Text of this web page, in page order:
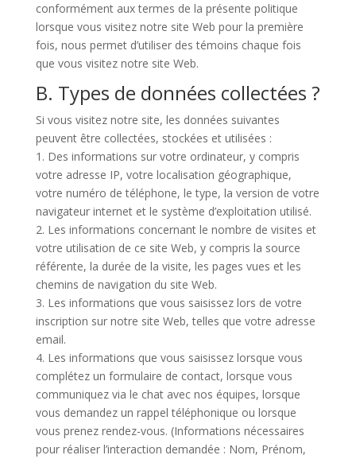
conformément aux termes de la présente politique
lorsque vous visitez notre site Web pour la première
fois, nous permet d’utiliser des témoins chaque fois
que vous visitez notre site Web.
B. Types de données collectées ?
Si vous visitez notre site, les données suivantes
peuvent être collectées, stockées et utilisées :
1. Des informations sur votre ordinateur, y compris
votre adresse IP, votre localisation géographique,
votre numéro de téléphone, le type, la version de votre
navigateur internet et le système d’exploitation utilisé.
2. Les informations concernant le nombre de visites et
votre utilisation de ce site Web, y compris la source
référente, la durée de la visite, les pages vues et les
chemins de navigation du site Web.
3. Les informations que vous saisissez lors de votre
inscription sur notre site Web, telles que votre adresse
email.
4. Les informations que vous saisissez lorsque vous
complétez un formulaire de contact, lorsque vous
communiquez via le chat avec nos équipes, lorsque
vous demandez un rappel téléphonique ou lorsque
vous prenez rendez-vous. (Informations nécessaires
pour réaliser l’interaction demandée : Nom, Prénom,